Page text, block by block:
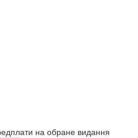
на обране видання